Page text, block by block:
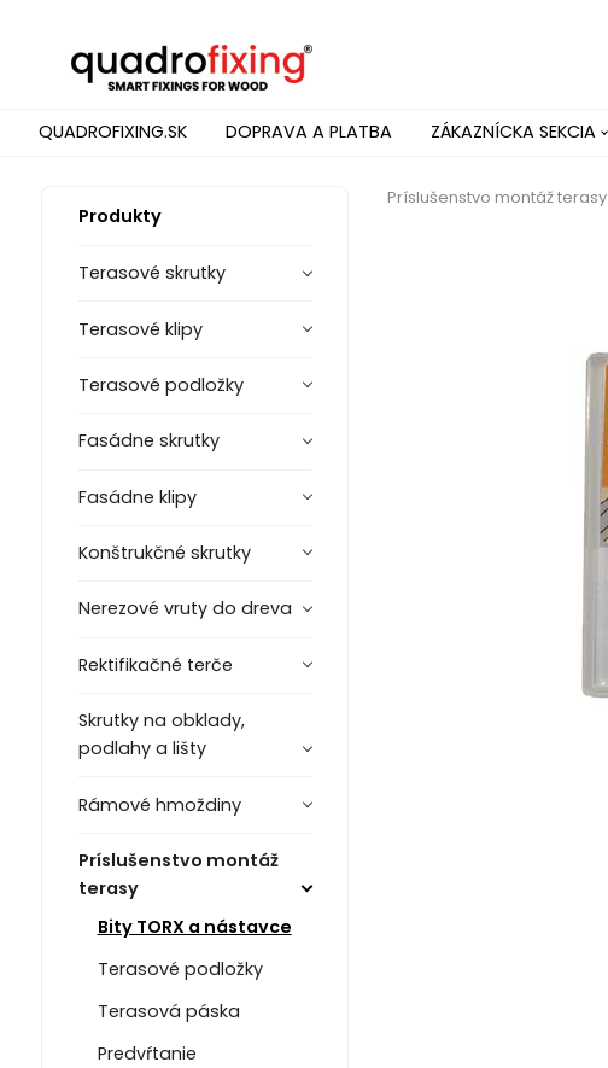
QUADROFIXING.SK DOPRAVA A PLATBA ZÁKAZNÍCKA SEKCIA
Produkty
Terasové skrutky
Terasové klipy
Terasové podložky
Fasádne skrutky
Fasádne klipy
Konštrukčné skrutky
Nerezové vruty do dreva
Rektifikačné terče
Skrutky na obklady,
podlahy a lišty
Rámové hmoždiny
Príslušenstvo montáž
terasy
Bity TORX a nástavce
Terasové podložky
Terasová páska
Predvŕtanie
Príslušenstvo montáž terasy